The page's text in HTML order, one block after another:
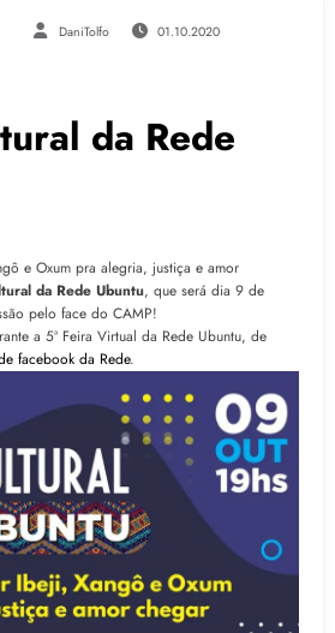
DaniTolfo 01.10.2020
da Rede
e Oxum pra alegria, justiça e amor
da Rede Ubuntu, que será dia 9 de
pelo face do CAMP!
a 5ª Feira Virtual da Rede Ubuntu, de
facebook da Rede.